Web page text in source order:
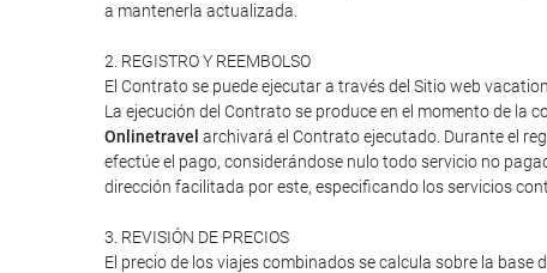
a mantenerla actualizada.
2. REGISTRO Y REEMBOLSO
El Contrato se puede ejecutar a través del Sitio web
La ejecución del Contrato se produce en el momento de la
Onlinetravel archivará el Contrato ejecutado. Durante el
efectúe el pago, considerándose nulo todo servicio no
dirección facilitada por este, especificando los servicios
3. REVISIÓN DE PRECIOS
El precio de los viajes combinados se calcula sobre la